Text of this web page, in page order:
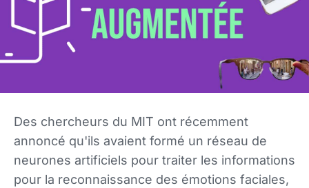
Des chercheurs du MIT ont récemment
annoncé qu'ils avaient formé un réseau de
neurones artificiels pour traiter les informations
pour la reconnaissance des émotions faciales,